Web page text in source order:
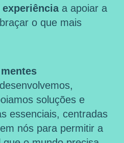
experiênciaa apoiar a
o que mais
desenvolvemos,
soluções e
essenciais, centradas
nós para permitir a